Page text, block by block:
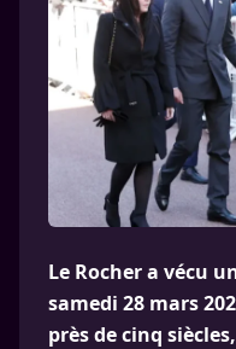
Le Rocher a vécu
samedi 28 mars
près de cinq